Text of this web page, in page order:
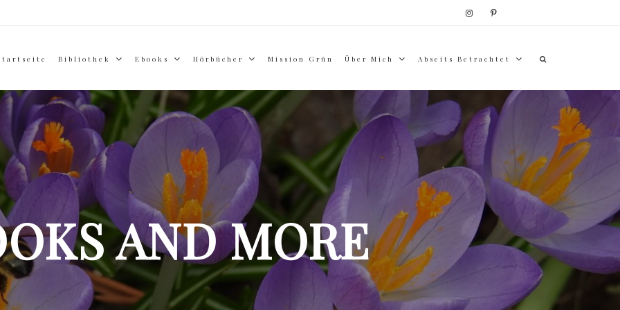
Bibliothek Ebooks Hörbücher Mission Grün Über Mich Abseits Betrachtet
AND MORE